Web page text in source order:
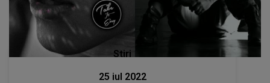
Stiri
25 iul 2022